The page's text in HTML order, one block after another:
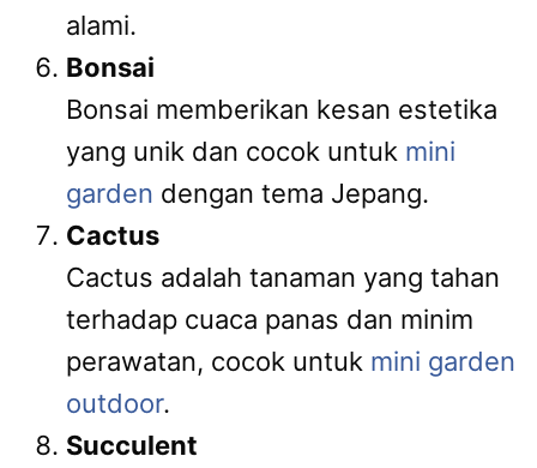
alami.
Bonsai
Bonsai memberikan kesan estetika
yang unik dan cocok untuk mini
garden dengan tema Jepang.
Cactus
Cactus adalah tanaman yang tahan
terhadap cuaca panas dan minim
perawatan, cocok untuk mini garden
outdoor.
Succulent